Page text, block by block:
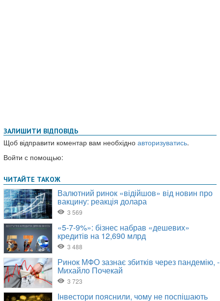
ЗАЛИШИТИ ВІДПОВІДЬ
Щоб відправити коментар вам необхідно авторизуватись.
Войти с помощью: